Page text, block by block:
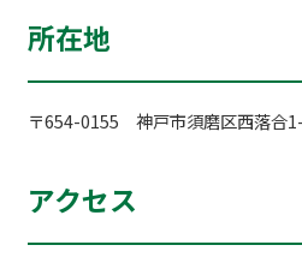
所在地
〒654-0155 神戸市須磨区西落合
アクセス